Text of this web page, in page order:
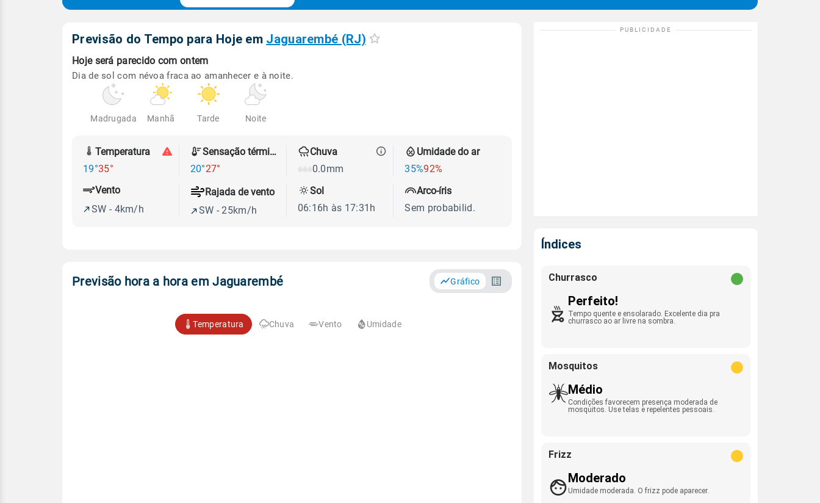
Previsão do Tempo para Hoje em Jaguarembé (RJ)
Hoje será parecido com ontem
Dia de sol com névoa fraca ao amanhecer e à noite.
Madrugada Manhã Tarde Noite
Temperatura
19°35°
Sensação térmica
20°27°
Chuva
0.0mm
Umidade do ar
35%92%
Vento
SW - 4km/h
Rajada de vento
SW - 25km/h
Sol
06:16h às 17:31h
Arco-íris
Sem probabilid.
Previsão hora a hora em Jaguarembé Gráfico
Temperatura Chuva Vento Umidade
Índices
Churrasco
Perfeito!
Tempo quente e ensolarado. Excelente dia pra
churrasco ao ar livre na sombra.
Mosquitos
Médio
Condições favorecem presença moderada de
mosquitos. Use telas e repelentes pessoais.
Frizz
Moderado
Umidade moderada. O frizz pode aparecer.